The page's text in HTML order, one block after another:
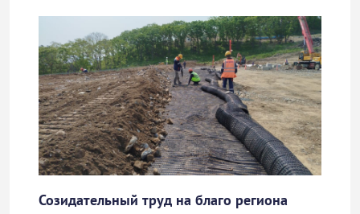
Созидательный труд на благо региона